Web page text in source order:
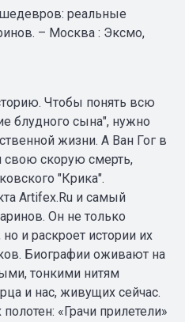
реальные
– Москва : Эксмо,
Чтобы понять всю
блудного сына", нужно
жизни. А Ван Гог в
свою скорую смерть,
"Крика".
Artifex.Ru и самый
Он не только
и раскроет истории их
Биографии оживают на
тонкими нитям
и нас, живущих сейчас.
«Грачи прилетели»